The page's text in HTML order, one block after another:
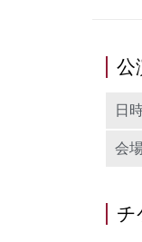
公
日
会
チ